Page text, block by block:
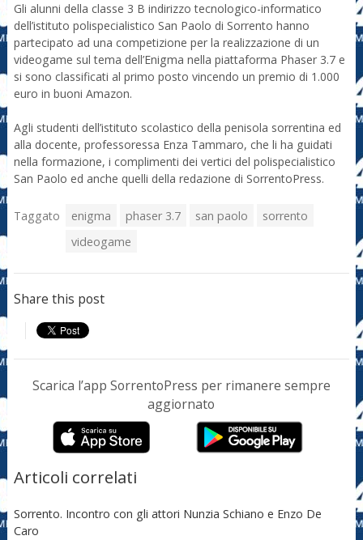
Gli alunni della classe 3 B indirizzo tecnologico-informatico
dell’istituto polispecialistico San Paolo di Sorrento hanno
partecipato ad una competizione per la realizzazione di un
videogame sul tema dell’Enigma nella piattaforma Phaser 3.7 e
si sono classificati al primo posto vincendo un premio di 1.000
euro in buoni Amazon.
Agli studenti dell’istituto scolastico della penisola sorrentina ed
alla docente, professoressa Enza Tammaro, che li ha guidati
nella formazione, i complimenti dei vertici del polispecialistico
San Paolo ed anche quelli della redazione di SorrentoPress.
Taggato enigma phaser 3.7 san paolo
sorrento
videogame
Share this post
Scarica l’app SorrentoPress per rimanere sempre
aggiornato
Articoli correlati
Sorrento. Incontro con gli attori Nunzia Schiano e Enzo De
Caro